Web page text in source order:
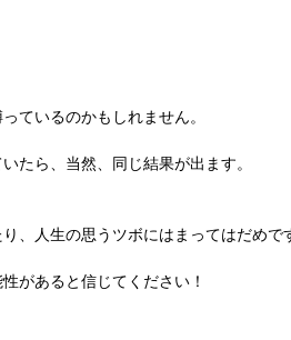
ているのかもしれません。
たら、当然、同じ結果が出ます。
、人生の思うツボにはまってはだめで
があると信じてください！